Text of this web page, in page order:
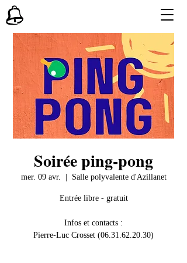
Soirée ping-pong
mer. 09 avr. Salle polyvalente d'Azillanet
Entrée libre - gratuit
Infos et contacts :
Pierre-Luc Crosset (06.31.62.20.30)